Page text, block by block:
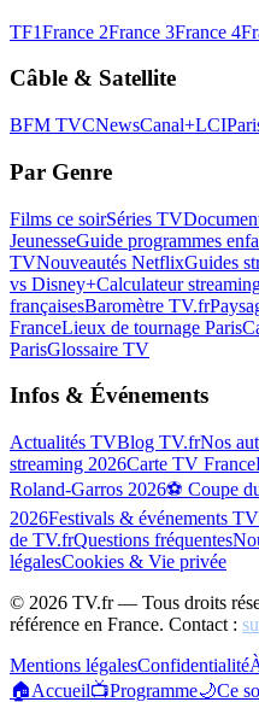
TF1France 2France 3France 4
Câble & Satellite
BFM TVCNewsCanal+LCI
Par Genre
Films ce soirSéries TV
JeunesseGuide programmes
TVNouveautés NetflixGuides
vs Disney+Calculateur
françaisesBaromètre TV.fr
FranceLieux de tournage Paris
ParisGlossaire TV
Infos & Événements
Actualités TVBlog TV.frNos
streaming 2026Carte TV France
Roland-Garros 2026⚽ Coupe
2026Festivals & événements TV
de TV.frQuestions fréquentes
légalesCookies & Vie privée
© 2026 TV.fr — Tous droits
référence en France. Contact :
Mentions légalesConfidentialité
🏠Accueil📺Programme🌙Ce